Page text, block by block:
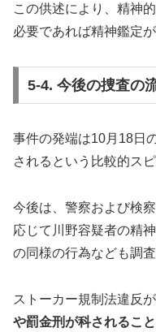
この供述により、精神
必要であれば精神鑑定
5-4. 今後の捜査の
事件の発端は10月18日
されるという比較的ス
今後は、警察および検
応じて川野容疑者の精
の同様の行為なども調
ストーカー規制法違反
や罰金刑が科されるこ